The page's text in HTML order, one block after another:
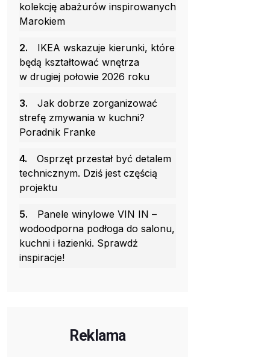
kolekcję abażurów inspirowanych
Marokiem
2.
IKEA wskazuje kierunki, które
będą kształtować wnętrza
w drugiej połowie 2026 roku
3.
Jak dobrze zorganizować
strefę zmywania w kuchni?
Poradnik Franke
4.
Osprzęt przestał być detalem
technicznym. Dziś jest częścią
projektu
5.
Panele winylowe VIN IN –
wodoodporna podłoga do salonu,
kuchni i łazienki. Sprawdź
inspiracje!
Reklama